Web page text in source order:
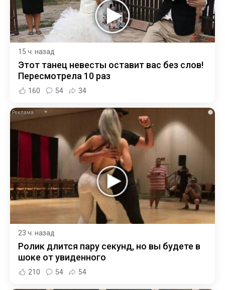
15 ч. назад
Этот танец невесты оставит вас без слов!
Пересмотрела 10 раз
160 54 34
i
23 ч. назад
Ролик длится пару секунд, но вы будете в
шоке от увиденного
210 54 54